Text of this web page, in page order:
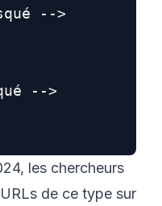
-->
-->
les chercheurs
de ce type sur